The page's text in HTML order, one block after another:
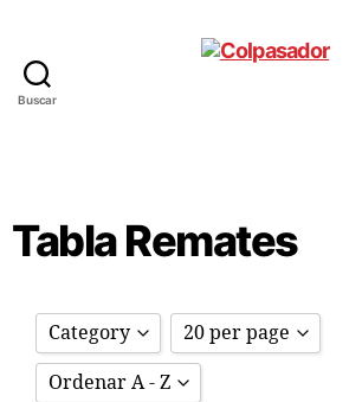
Buscar
Tabla Remates
Category
REMATE
20 per page
Ordenar A - Z